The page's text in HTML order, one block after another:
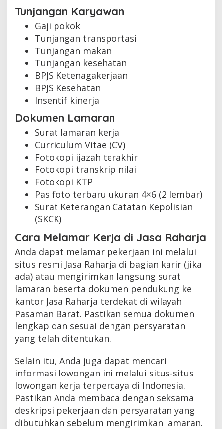
Tunjangan Karyawan
Gaji pokok
Tunjangan transportasi
Tunjangan makan
Tunjangan kesehatan
BPJS Ketenagakerjaan
BPJS Kesehatan
Insentif kinerja
Dokumen Lamaran
Surat lamaran kerja
Curriculum Vitae (CV)
Fotokopi ijazah terakhir
Fotokopi transkrip nilai
Fotokopi KTP
Pas foto terbaru ukuran 4×6 (2 lembar)
Surat Keterangan Catatan Kepolisian
(SKCK)
Cara Melamar Kerja di Jasa Raharja
Anda dapat melamar pekerjaan ini melalui
situs resmi Jasa Raharja di bagian karir (jika
ada) atau mengirimkan langsung surat
lamaran beserta dokumen pendukung ke
kantor Jasa Raharja terdekat di wilayah
Pasaman Barat. Pastikan semua dokumen
lengkap dan sesuai dengan persyaratan
yang telah ditentukan.
Selain itu, Anda juga dapat mencari
informasi lowongan ini melalui situs-situs
lowongan kerja terpercaya di Indonesia.
Pastikan Anda membaca dengan seksama
deskripsi pekerjaan dan persyaratan yang
dibutuhkan sebelum mengirimkan lamaran.